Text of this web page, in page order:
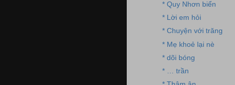
* Quy Nhơn biển
* Lời em hỏi
* Chuyện với trăng
* Mẹ khoẻ lại nè
* dõi bóng
* … trần